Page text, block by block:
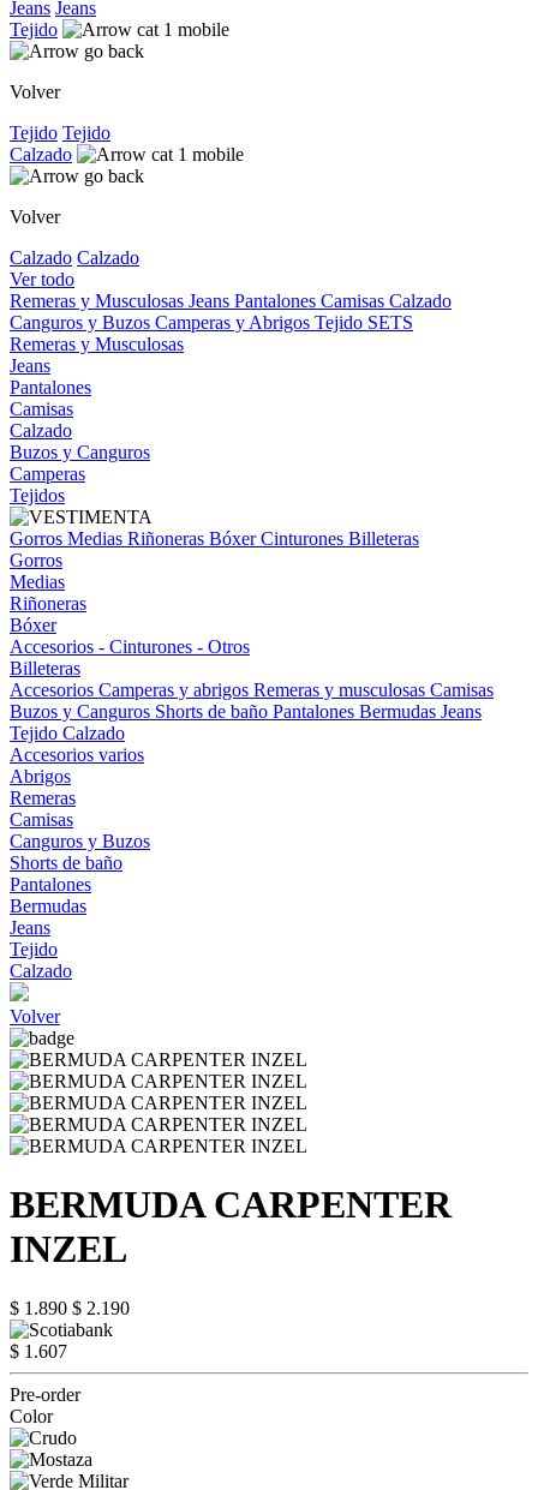
Jeans Jeans
Tejido
Volver
Tejido Tejido
Calzado
Volver
Calzado Calzado
Ver todo
Remeras y Musculosas Jeans Pantalones Camisas Calzado
Canguros y Buzos Camperas y Abrigos Tejido SETS
Remeras y Musculosas
Jeans
Pantalones
Camisas
Calzado
Buzos y Canguros
Camperas
Tejidos
Gorros Medias Riñoneras BóxerCinturones Billeteras
Gorros
Medias
Riñoneras
Bóxer
Accesorios - Cinturones - Otros
Billeteras
Accesorios Camperas y abrigos Remeras y musculosas Camisas
Buzos y Canguros Shorts de baño Pantalones Bermudas Jeans
Tejido Calzado
Accesorios varios
Abrigos
Remeras
Camisas
Canguros y Buzos
Shorts de baño
Pantalones
Bermudas
Jeans
Tejido
Calzado
Volver
BERMUDA CARPENTER
INZEL
$ 1.890 $ 2.190
$ 1.607
Pre-order
Color